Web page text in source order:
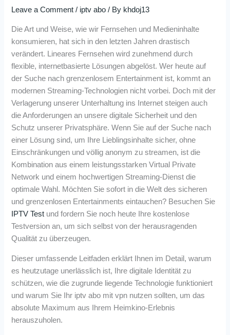
Leave a Comment / iptv abo / By khdoj13
Die Art und Weise, wie wir Fernsehen und Medieninhalte
konsumieren, hat sich in den letzten Jahren drastisch
verändert. Lineares Fernsehen wird zunehmend durch
flexible, internetbasierte Lösungen abgelöst. Wer heute auf
der Suche nach grenzenlosem Entertainment ist, kommt an
modernen Streaming-Technologien nicht vorbei. Doch mit der
Verlagerung unserer Unterhaltung ins Internet steigen auch
die Anforderungen an unsere digitale Sicherheit und den
Schutz unserer Privatsphäre. Wenn Sie auf der Suche nach
einer Lösung sind, um Ihre Lieblingsinhalte sicher, ohne
Einschränkungen und völlig anonym zu streamen, ist die
Kombination aus einem leistungsstarken Virtual Private
Network und einem hochwertigen Streaming-Dienst die
optimale Wahl. Möchten Sie sofort in die Welt des sicheren
und grenzenlosen Entertainments eintauchen? Besuchen Sie
IPTV Test und fordern Sie noch heute Ihre kostenlose
Testversion an, um sich selbst von der herausragenden
Qualität zu überzeugen.
Dieser umfassende Leitfaden erklärt Ihnen im Detail, warum
es heutzutage unerlässlich ist, Ihre digitale Identität zu
schützen, wie die zugrunde liegende Technologie funktioniert
und warum Sie Ihr iptv abo mit vpn nutzen sollten, um das
absolute Maximum aus Ihrem Heimkino-Erlebnis
herauszuholen.